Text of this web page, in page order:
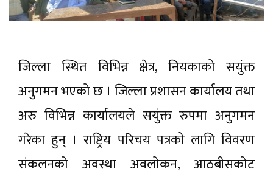
जिल्ला स्थित विभिन्न क्षेत्र, नियकाको सयुंक्त
अनुगमन भएको छ । जिल्ला प्रशासन कार्यालय तथा
अरु विभिन्न कार्यालयले सयुंक्त रुपमा अनुगमन
गरेका हुन् । राष्ट्रिय परिचय पत्रको लागि विवरण
संकलनको अवस्था अवलोकन, आठबीसकोट